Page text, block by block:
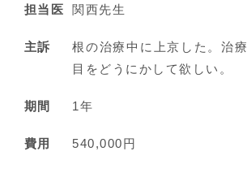
担当医 関西先生
主訴
根の治療中に上京した。治
目をどうにかして欲しい。
期間 1年
費用 540,000円